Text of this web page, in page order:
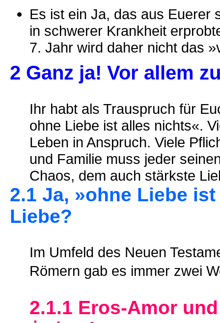
Es ist ein Ja, das aus Euerer
in schwerer Krankheit
7. Jahr wird daher nicht das
2 Ganz ja! Vor allem
Ihr habt als Trauspruch für
ohne Liebe ist alles nichts«.
Leben in Anspruch. Viele
und Familie muss jeder
Chaos, dem auch stärkste
2.1 Ja, »ohne Liebe
Liebe?
Im Umfeld des Neuen
Römern gab es immer zwei
2.1.1 Eros-Amor